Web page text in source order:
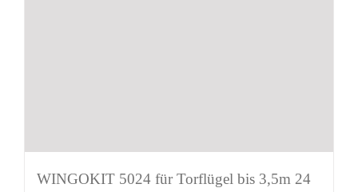
WINGOKIT 5024 für Torflügel bis 3,5m 24